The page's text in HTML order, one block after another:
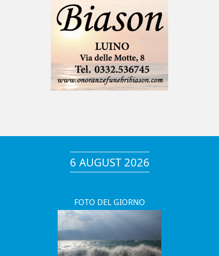
6 AUGUST 2026
FOTO DEL GIORNO